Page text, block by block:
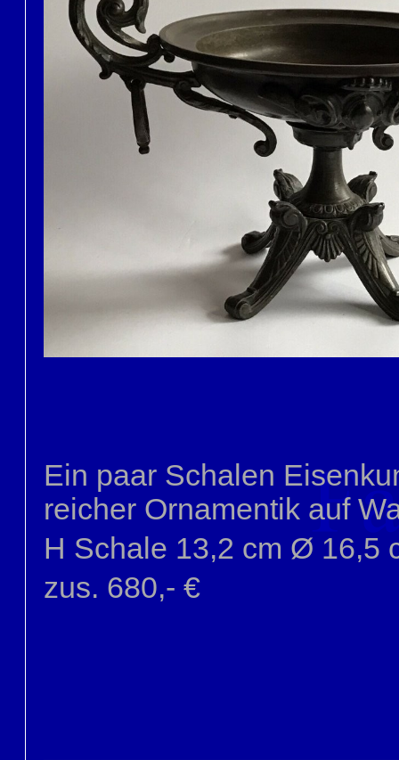
Ein paar Schalen
reicher Ornamentik auf
H Schale 13,2 cm Ø 16,5
zus. 680,- €